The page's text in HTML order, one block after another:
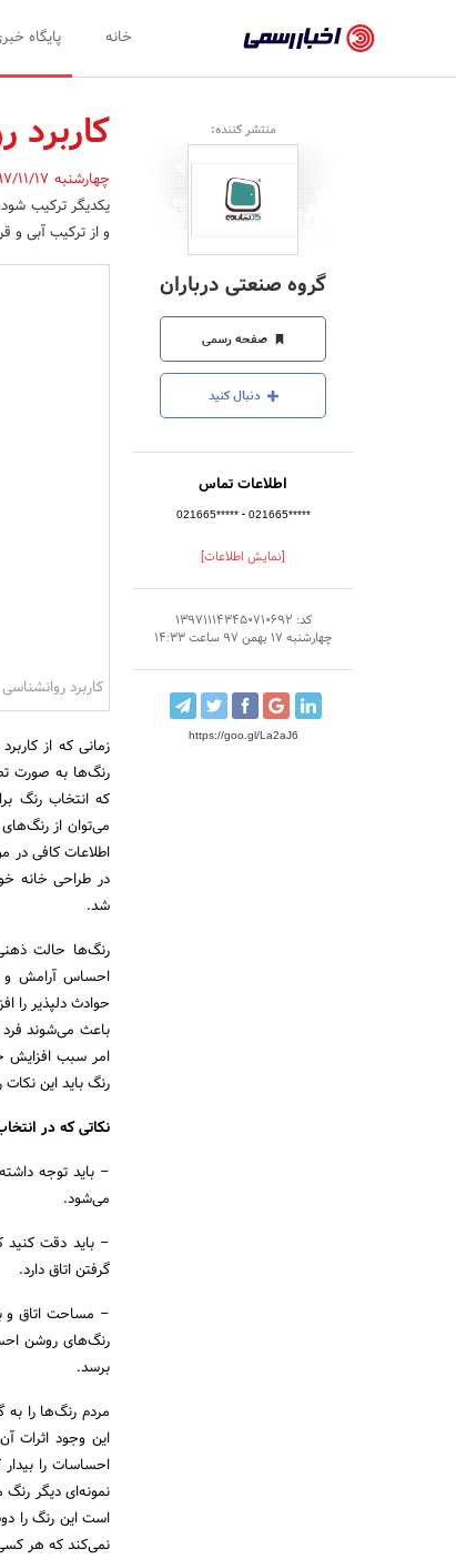
رسمی
-
اخبار
تایید
شده
شرکت‌ها،
سازمان‌ها
و
روابط
عمومی‌ها
خانه پایگاه
منتشر کننده:
گروه صنعتی درباران
صفحه رسمی
دنبال کنید
اطلاعات تماس
021665***** - 021665*****
[نمایش اطلاعات]
کد: 139711143450710692
چهارشنبه 17 بهمن 97 ساعت 14:33
https://goo.gl/La2aJ6
چهارشنبه 97/11/17
یکدیگر ترکیب
و از ترکیب آبی و
کاربرد
زمانی که از
رنگ‌ها به صورت
که انتخاب رنگ
می‌توان از
اطلاعات کافی در
در طراحی خانه
شد.
رنگ‌ها حالت
احساس آرامش و
حوادث دلپذیر را
باعث می‌شوند
امر سبب افزایش
رنگ باید این
نکاتی که در
– باید توجه
می‌شود.
– باید دقت کنید
گرفتن اتاق دارد.
– مساحت اتاق و
رنگ‌های روشن
برسد.
مردم رنگ‌ها را
این وجود اثرات
احساسات را
نمونه‌ای دیگر
است این رنگ را
نمی‌کند که هر